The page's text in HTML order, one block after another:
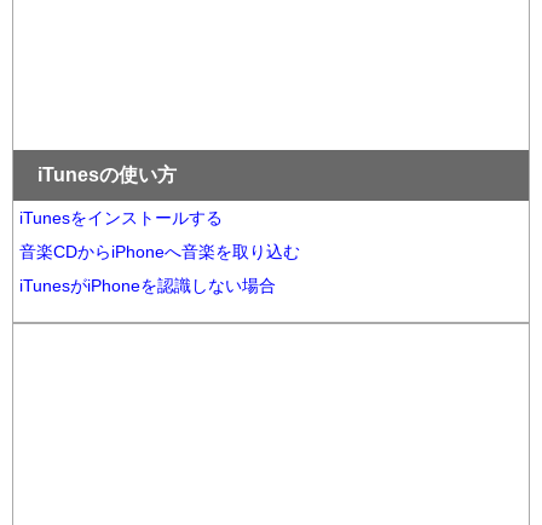
iTunesの使い方
iTunesをインストールする
音楽CDからiPhoneへ音楽を取り込む
iTunesがiPhoneを認識しない場合